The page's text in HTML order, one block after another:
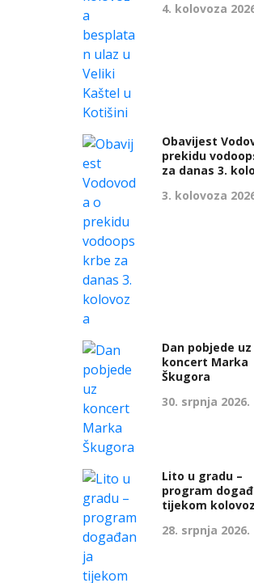
4. kolovoza
Obavijest
prekidu
za danas 3.
3. kolovoza
Dan pobjede uz
koncert Marka
Škugora
30. srpnja 2026.
Lito u gradu –
program
tijekom
28. srpnja 2026.